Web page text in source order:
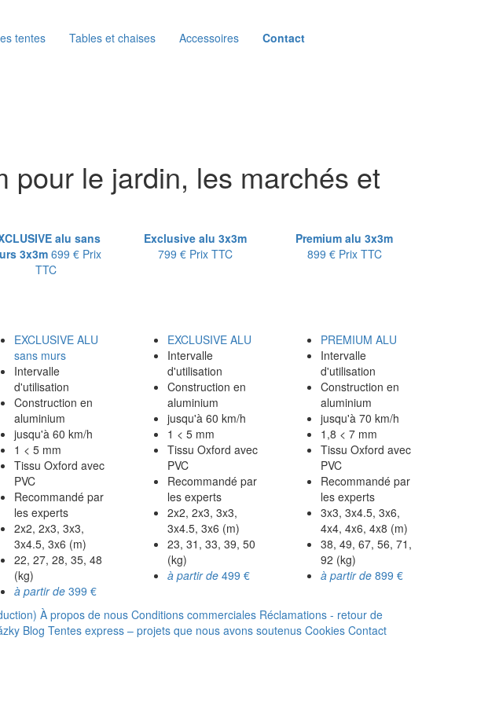
tentes Tables et chaises Accessoires Contact
pour le jardin, les marchés et
alu sans
3x3m 699 € Prix
TTC
Exclusive alu 3x3m
799 € Prix TTC
Premium alu 3x3m
899 € Prix TTC
EXCLUSIVE ALU
sans murs
Intervalle
d'utilisation
Construction en
aluminium
jusqu'à 60 km/h
1 < 5 mm
Tissu Oxford avec
PVC
Recommandé par
les experts
2x2, 2x3, 3x3,
3x4.5, 3x6 (m)
22, 27, 28, 35, 48
(kg)
à partir de 399 €
EXCLUSIVE ALU
Intervalle
d'utilisation
Construction en
aluminium
jusqu'à 60 km/h
1 < 5 mm
Tissu Oxford avec
PVC
Recommandé par
les experts
2x2, 2x3, 3x3,
3x4.5, 3x6 (m)
23, 31, 33, 39, 50
(kg)
à partir de 499 €
PREMIUM ALU
Intervalle
d'utilisation
Construction en
aluminium
jusqu'à 70 km/h
1,8 < 7 mm
Tissu Oxford avec
PVC
Recommandé par
les experts
3x3, 3x4.5, 3x6,
4x4, 4x6, 4x8 (m)
38, 49, 67, 56, 71,
92 (kg)
à partir de 899 €
À propos de nous Conditions commerciales Réclamations - retour de
Blog Tentes express – projets que nous avons soutenus Cookies Contact